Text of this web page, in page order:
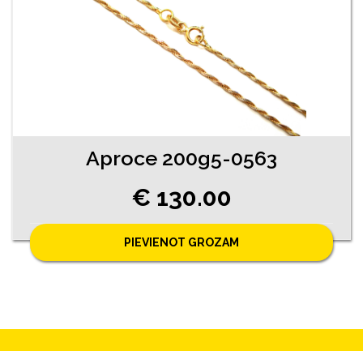
Aproce 200g5-0563
€ 130.00
PIEVIENOT GROZAM